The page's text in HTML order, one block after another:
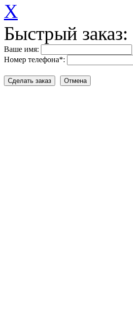
X
Быстрый заказ:
Ваше имя:
Номер телефона*: